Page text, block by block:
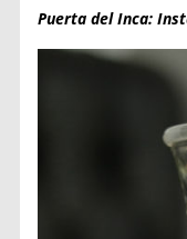
Puerta del Inca: